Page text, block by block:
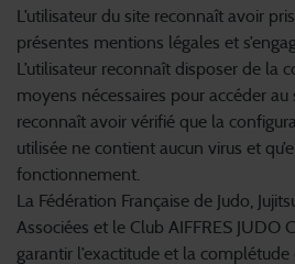
L’utilisateur du site reconnaît avoir
présentes mentions légales et
L’utilisateur reconnaît disposer de la
moyens nécessaires pour accéder au
reconnaît avoir vérifié que la
utilisée ne contient aucun virus et
fonctionnement.
La Fédération Française de Judo,
Associées et le Club AIFFRES JUDO
garantir l’exactitude et la